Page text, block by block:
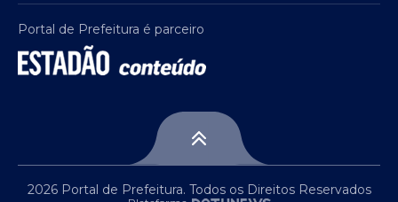
Portal de Prefeitura é parceiro
2026 Portal de Prefeitura. Todos os Direitos Reservados